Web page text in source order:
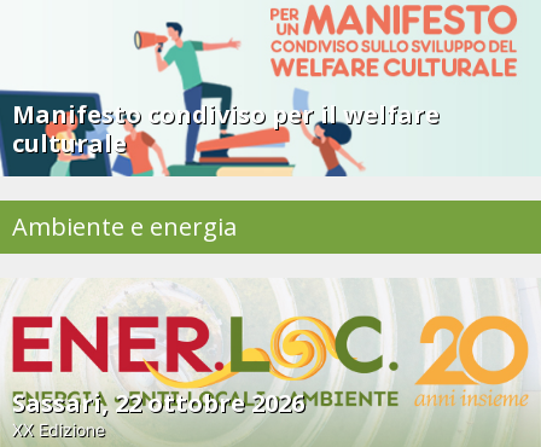
Manifesto condiviso per il welfare
culturale
Ambiente e energia
Sassari, 22 ottobre 2026
XX Edizione